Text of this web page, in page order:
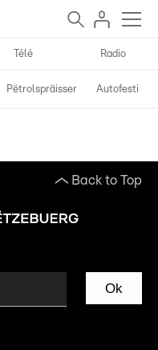
Télé Radio
Pëtrolspräisser Autofestival
Back to Top
Ok